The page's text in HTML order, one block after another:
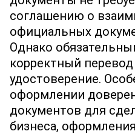
соглашению о
официальных
Однако
корректный
удостоверение.
оформлении
документов для
бизнеса,